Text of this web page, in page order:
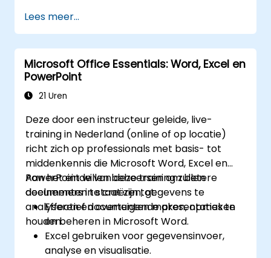
Lees meer...
Microsoft Office Essentials: Word, Excel en
PowerPoint
21 Uren
Deze door een instructeur geleide, live-
training in Nederland (online of op locatie)
richt zich op professionals met basis- tot
middenkennis die Microsoft Word, Excel en
PowerPoint willen beheersen om betere
documenten te creëren, gegevens te
analyseren en overtuigende presentaties te
houden.
Aan het einde van deze training zullen
deelnemers in staat zijn tot:
Effectief documenten maken, opmaken
en beheren in Microsoft Word.
Excel gebruiken voor gegevensinvoer,
analyse en visualisatie.